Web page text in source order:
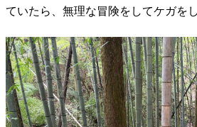
ていたら、無理な冒険をしてケガを